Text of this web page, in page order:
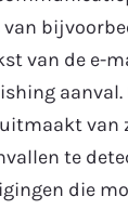
van de e-
van
te
die